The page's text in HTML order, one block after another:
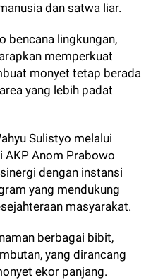
dan satwa liar.
bencana lingkungan,
memperkuat
monyet tetap berada
yang lebih padat
Sulistyo melalui
AKP Anom Prabowo
dengan instansi
yang mendukung
masyarakat.
berbagai bibit,
yang dirancang
ekor panjang.